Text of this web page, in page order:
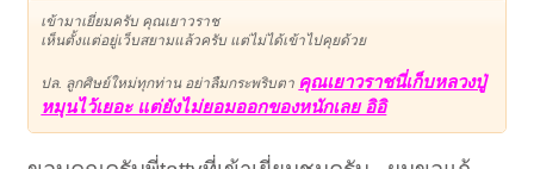
เข้ามาเยี่ยมครับ คุณเยาวราช
เห็นตั้งแต่อยู่เว็บสยามแล้วครับ แต่ไม่ได้เข้าไปคุยด้วย
ปล. ลูกศิษย์ใหม่ทุกท่าน อย่าลืมกระพริบตา คุณเยาวราชนี่เก็บหลวงปู่
หมุนไว้เยอะ แต่ยังไม่ยอมออกของหนักเลย อิอิ